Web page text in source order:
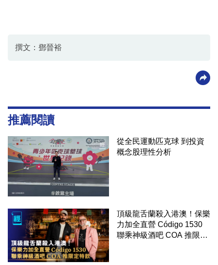
撰文：鄧晉裕
推薦閱讀
從全民運動匹克球 到投資
概念股理性分析
頂級龍舌蘭殺入港澳！保樂
力加全直營 Código 1530
聯乘神級酒吧 COA 推限定